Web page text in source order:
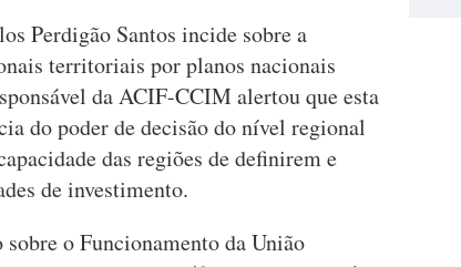
Perdigão Santos incide sobre a
territoriais por planos nacionais
da ACIF-CCIM alertou que esta
do poder de decisão do nível regional
das regiões de definirem e
de investimento.
o Funcionamento da União